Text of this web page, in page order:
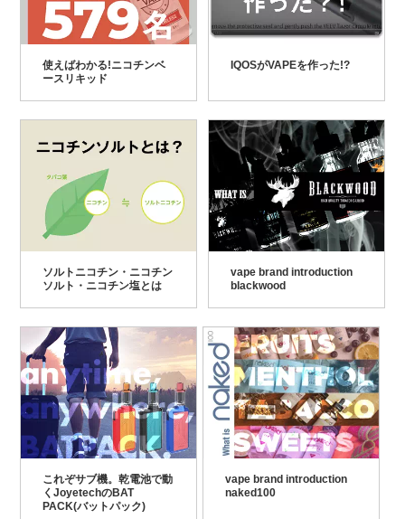
使えばわかる!ニコチンベ
ースリキッド
IQOSがVAPEを作った!?
ソルトニコチン・ニコチン
ソルト・ニコチン塩とは
vape brand introduction
blackwood
これぞサブ機。乾電池で動
くJoyetechのBAT
PACK(バットパック)
vape brand introduction
naked100